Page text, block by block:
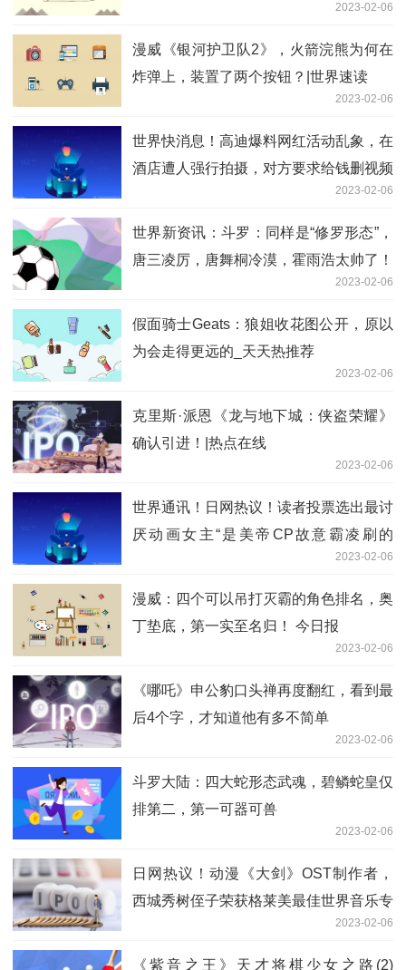
2023-02-06
漫威《银河护卫队2》，火箭浣熊为何在
炸弹上，装置了两个按钮？|世界速读
2023-02-06
世界快消息！高迪爆料网红活动乱象，在
酒店遭人强行拍摄，对方要求给钱删视频
2023-02-06
世界新资讯：斗罗：同样是“修罗形态”，
唐三凌厉，唐舞桐冷漠，霍雨浩太帅了！
2023-02-06
假面骑士Geats：狼姐收花图公开，原以
为会走得更远的_天天热推荐
2023-02-06
克里斯·派恩《龙与地下城：侠盗荣耀》
确认引进！|热点在线
2023-02-06
世界通讯！日网热议！读者投票选出最讨
厌动画女主“是美帝CP故意霸凌刷的
2023-02-06
漫威：四个可以吊打灭霸的角色排名，奥
丁垫底，第一实至名归！ 今日报
2023-02-06
《哪吒》申公豹口头禅再度翻红，看到最
后4个字，才知道他有多不简单
2023-02-06
斗罗大陆：四大蛇形态武魂，碧鳞蛇皇仅
排第二，第一可器可兽
2023-02-06
日网热议！动漫《大剑》OST制作者，
西城秀树侄子荣获格莱美最佳世界音乐专
2023-02-06
《紫音之王》天才将棋少女之路(2)